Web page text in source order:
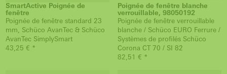
SmartActive Poignée de
fenêtre
Poignée de fenêtre standard 23
mm, Schüco AvanTec & Schüco
AvanTec SimplySmart
43,25 € *
Poignée de fenêtre blanche
verrouillable, 98050192
Poignée de fenêtre verrouillable
blanche / Schüco EURO Ferrure /
Systèmes de profilés Schüco
Corona CT 70 / SI 82
82,51 € *